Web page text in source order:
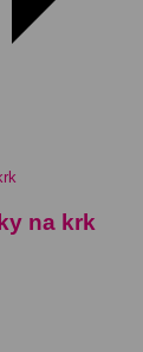
na krk